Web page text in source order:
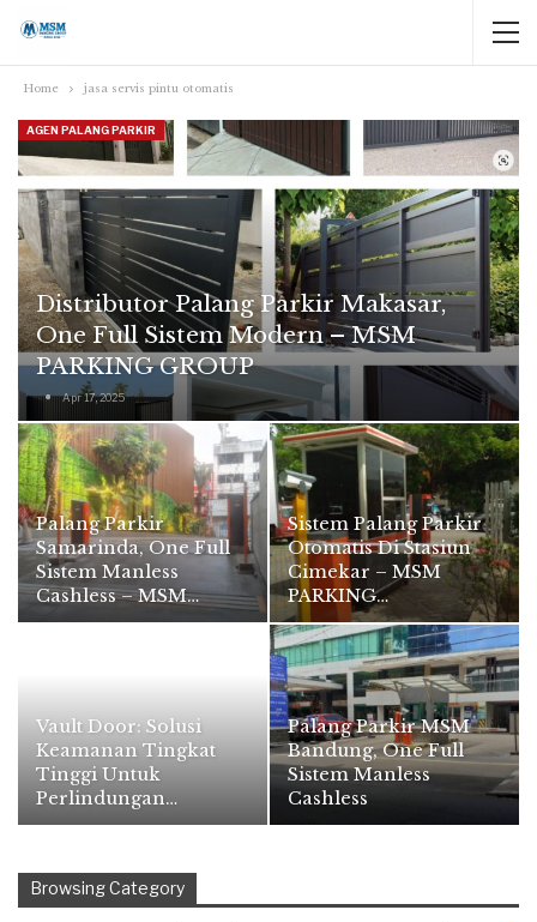
Home jasa servis pintu otomatis
AGEN PALANG PARKIR
Distributor Palang Parkir Makasar,
One Full Sistem Modern – MSM
PARKING GROUP
Apr 17, 2025
Palang Parkir
Samarinda, One Full
Sistem Manless
Cashless – MSM…
Sistem Palang Parkir
Otomatis Di Stasiun
Cimekar – MSM
PARKING…
Vault Door: Solusi
Keamanan Tingkat
Tinggi Untuk
Perlindungan…
Palang Parkir MSM
Bandung, One Full
Sistem Manless
Cashless
Browsing Category